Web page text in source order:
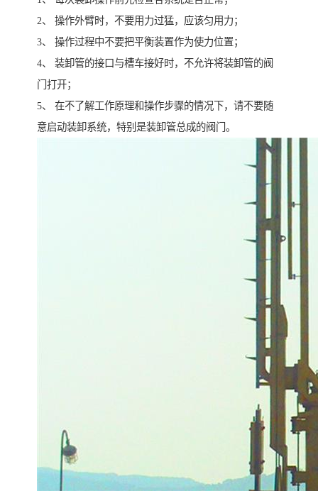
2、 操作外臂时，不要用力过猛，应该匀用力；
3、 操作过程中不要把平衡装置作为使力位置；
4、 装卸管的接口与槽车接好时，不允许将装卸管的阀
门打开；
5、 在不了解工作原理和操作步骤的情况下，请不要随
意启动装卸系统，特别是装卸管总成的阀门。